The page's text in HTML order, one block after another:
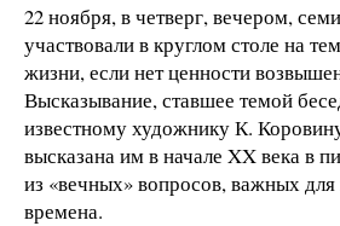
22 ноября, в четверг, вечером,
участвовали в круглом столе на
жизни, если нет ценности
Высказывание, ставшее темой
известному художнику К.
высказана им в начале XX века в
из «вечных» вопросов, важных
времена.